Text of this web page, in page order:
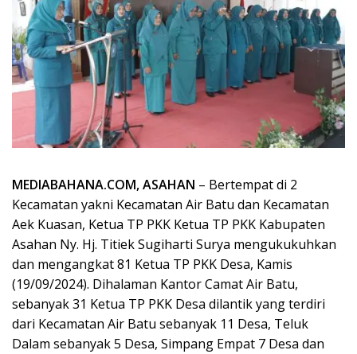
MEDIABAHANA.COM, ASAHAN – Bertempat di 2
Kecamatan yakni Kecamatan Air Batu dan Kecamatan
Aek Kuasan, Ketua TP PKK Ketua TP PKK Kabupaten
Asahan Ny. Hj. Titiek Sugiharti Surya mengukukuhkan
dan mengangkat 81 Ketua TP PKK Desa, Kamis
(19/09/2024). Dihalaman Kantor Camat Air Batu,
sebanyak 31 Ketua TP PKK Desa dilantik yang terdiri
dari Kecamatan Air Batu sebanyak 11 Desa, Teluk
Dalam sebanyak 5 Desa, Simpang Empat 7 Desa dan